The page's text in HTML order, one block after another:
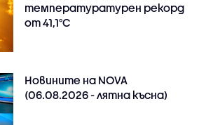
температуратурен рекорд
от 41,1°C
Новините на NOVA
(06.08.2026 - лятна късна)